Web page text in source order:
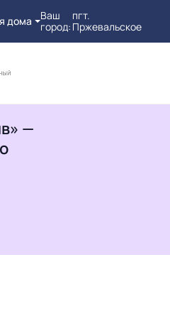
дома
Ваш
город:
пгт.
Пржевальское
—